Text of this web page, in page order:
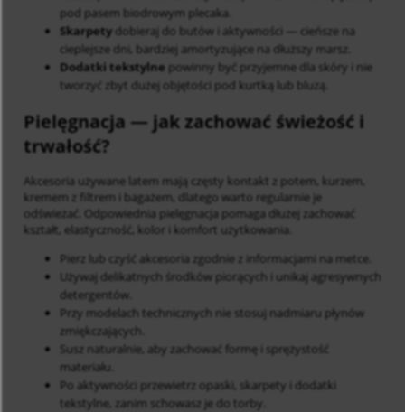
pod pasem biodrowym plecaka.
Skarpety dobieraj do butów i aktywności — cieńsze na
cieplejsze dni, bardziej amortyzujące na dłuższy marsz.
Dodatki tekstylne powinny być przyjemne dla skóry i nie
tworzyć zbyt dużej objętości pod kurtką lub bluzą.
Pielęgnacja — jak zachować świeżość i
trwałość?
Akcesoria używane latem mają częsty kontakt z potem, kurzem,
kremem z filtrem i bagażem, dlatego warto regularnie je
odświeżać. Odpowiednia pielęgnacja pomaga dłużej zachować
kształt, elastyczność, kolor i komfort użytkowania.
Pierz lub czyść akcesoria zgodnie z informacjami na metce.
Używaj delikatnych środków piorących i unikaj agresywnych
detergentów.
Przy modelach technicznych nie stosuj nadmiaru płynów
zmiękczających.
Susz naturalnie, aby zachować formę i sprężystość
materiału.
Po aktywności przewietrz opaski, skarpety i dodatki
tekstylne, zanim schowasz je do torby.